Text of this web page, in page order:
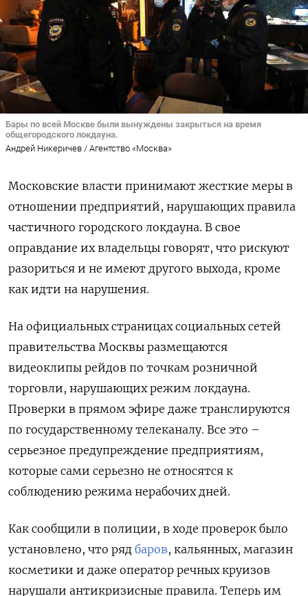
Бары по всей Москве были вынуждены закрыться на время
общегородского локдауна.
Андрей Никеричев / Агентство «Москва»
Московские власти принимают жесткие меры в
отношении предприятий, нарушающих правила
частичного городского локдауна. В свое
оправдание их владельцы говорят, что рискуют
разориться и не имеют другого выхода, кроме
как идти на нарушения.
На официальных страницах социальных сетей
правительства Москвы размещаются
видеоклипы рейдов по точкам розничной
торговли, нарушающих режим локдауна.
Проверки в прямом эфире даже транслируются
по государственному телеканалу. Все это –
серьезное предупреждение предприятиям,
которые сами серьезно не относятся к
соблюдению режима нерабочих дней.
Как сообщили в полиции, в ходе проверок было
установлено, что ряд баров, кальянных, магазин
косметики и даже оператор речных круизов
нарушали антикризисные правила. Теперь им